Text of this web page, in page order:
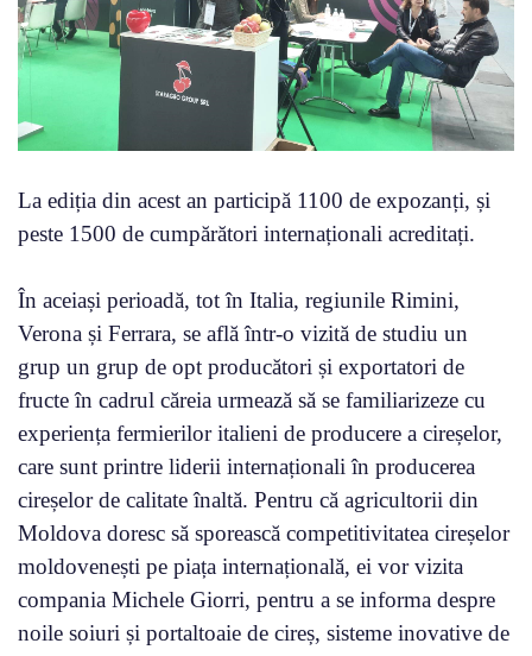
La ediția din acest an participă 1100 de expozanți, și
peste 1500 de cumpărători internaționali acreditați.
În aceiași perioadă, tot în Italia, regiunile Rimini,
Verona și Ferrara, se află într-o vizită de studiu un
grup un grup de opt producători și exportatori de
fructe în cadrul căreia urmează să se familiarizeze cu
experiența fermierilor italieni de producere a cireșelor,
care sunt printre liderii internaționali în producerea
cireșelor de calitate înaltă. Pentru că agricultorii din
Moldova doresc să sporească competitivitatea cireșelor
moldovenești pe piața internațională, ei vor vizita
compania Michele Giorri, pentru a se informa despre
noile soiuri și portaltoaie de cireș, sisteme inovative de